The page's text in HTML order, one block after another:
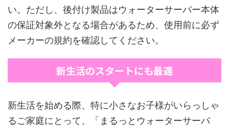
い。ただし、後付け製品はウォーターサーバー本体
の保証対象外となる場合があるため、使用前に必ず
メーカーの規約を確認してください。
新生活のスタートにも最適
新生活を始める際、特に小さなお子様がいらっしゃ
るご家庭にとって、「まるっとウォーターサーバ